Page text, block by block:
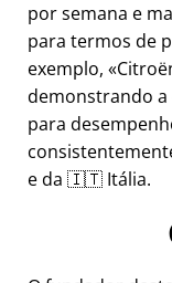
por semana e
para termos de
exemplo,
demonstrando a
para
e da 🇮🇹 Itália.